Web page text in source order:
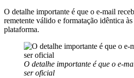
O detalhe importante é que o e-mail
remetente válido e formatação idêntica
plataforma.
O detalhe importante é que o e-
ser oficial